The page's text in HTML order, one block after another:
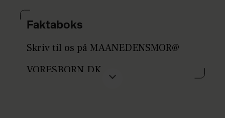
kilo på
Hvor længe havde du veer?
Faktaboks
Skriv til os på MAANEDENSMOR@
VORESBORN.DK